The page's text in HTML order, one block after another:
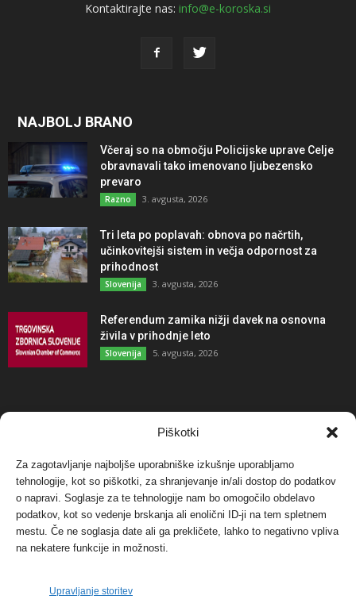
Piškotki
Za zagotavljanje najboljše uporabniške izkušnje uporabljamo
tehnologije, kot so piškotki, za shranjevanje in/ali dostop do podatkov
o napravi. Soglasje za te tehnologije nam bo omogočilo obdelavo
podatkov, kot so vedenje brskanja ali enolični ID-ji na tem spletnem
mestu. Če ne soglasja date ali ga prekličete, lahko to negativno vpliva
na nekatere funkcije in možnosti.
Upravljanje storitev
Kontaktirajte nas: info@e-koroska.si
NAJBOLJ BRANO
Včeraj so na območju Policijske uprave Celje
obravnavali tako imenovano ljubezensko
prevaro
Razno 3. avgusta, 2026
Tri leta po poplavah: obnova po načrtih,
učinkovitejši sistem in večja odpornost za
prihodnost
Slovenija 3. avgusta, 2026
Referendum zamika nižji davek na osnovna
živila v prihodnje leto
Slovenija 5. avgusta, 2026
NAJBOLJ KOMENTIRANO
Protest proti vetrnim elektrarnam na Ojstrici, v
svetu pa vedno bolj...
Dogodki 12. maja, 2017
Tožilstvo v Celovcu v korist elektrarnam
Verbund